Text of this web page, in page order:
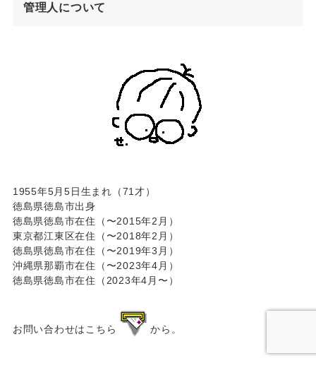
管理人について
1955年5月5日生まれ（71才）
徳島県徳島市出身
徳島県徳島市在住（〜2015年2月）
東京都江東区在住（〜2018年2月）
徳島県徳島市在住（〜2019年3月）
沖縄県那覇市在住（〜2023年4月）
徳島県徳島市在住（2023年4月〜）
お問い合わせはこちら から。